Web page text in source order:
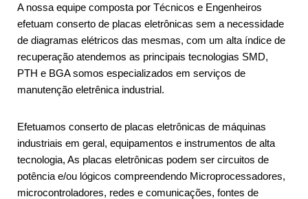
A nossa equipe composta por Técnicos e Engenheiros
efetuam conserto de placas eletrônicas sem a necessidade
de diagramas elétricos das mesmas, com um alta índice de
recuperação atendemos as principais tecnologias SMD,
PTH e BGA somos especializados em serviços de
manutenção eletrênica industrial.
Efetuamos conserto de placas eletrônicas de máquinas
industriais em geral, equipamentos e instrumentos de alta
tecnologia, As placas eletrônicas podem ser circuitos de
potência e/ou lógicos compreendendo Microprocessadores,
microcontroladores, redes e comunicações, fontes de